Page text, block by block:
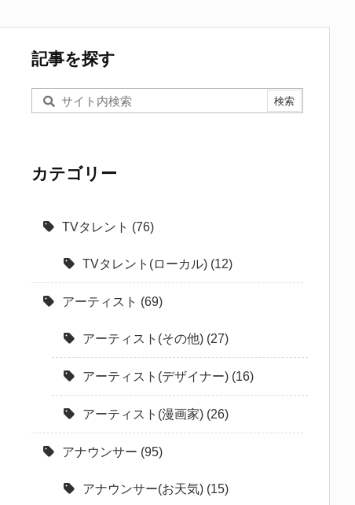
記事を探す
カテゴリー
TVタレント (76)
TVタレント(ローカル) (12)
アーティスト (69)
アーティスト(その他) (27)
アーティスト(デザイナー) (16)
アーティスト(漫画家) (26)
アナウンサー (95)
アナウンサー(お天気) (15)